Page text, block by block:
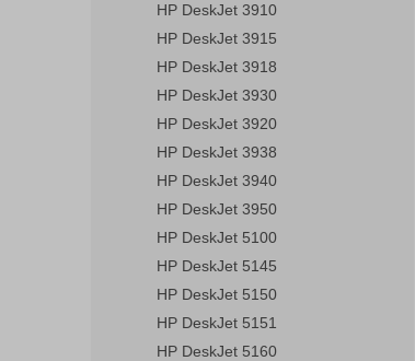
HP DeskJet 3910
HP DeskJet 3915
HP DeskJet 3918
HP DeskJet 3930
HP DeskJet 3920
HP DeskJet 3938
HP DeskJet 3940
HP DeskJet 3950
HP DeskJet 5100
HP DeskJet 5145
HP DeskJet 5150
HP DeskJet 5151
HP DeskJet 5160